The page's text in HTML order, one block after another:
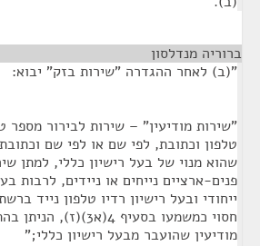
ברוריה מנדלסון
"(ב) לאחר ההגדרה "שירות בזק" יבוא:
"שירות מודיעין" – שירות לבירור מספר
טלפון וכתובת, לפי שם או לפי שם
שהוא מנוי של בעל רישיון כללי, למתן
פנים-ארציים נייחים או ניידים, לרבות
ייחודי ובעל רישיון רדיו טלפון נייד
חסוי כמשמעו בסעיף
מודיעין שהועבר מבעל רישיון כללי;"